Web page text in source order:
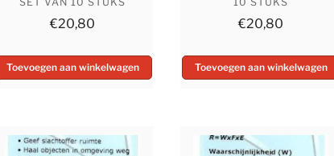
€20,80
Toevoegen aan winkelwagen
€20,80
Toevoegen aan winkelwagen